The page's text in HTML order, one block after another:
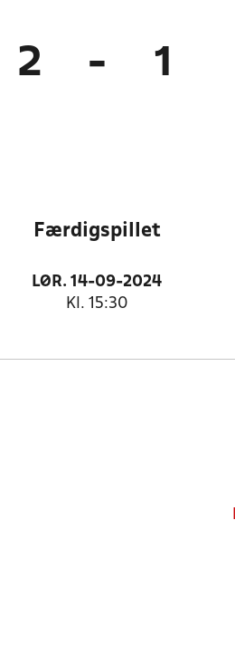
2 - 1
Færdigspillet
LØR. 14-09-2024
Kl. 15:30